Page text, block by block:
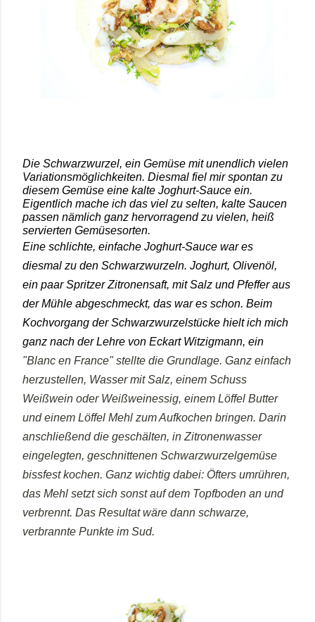
Die Schwarzwurzel, ein Gemüse mit unendlich vielen
Variationsmöglichkeiten. Diesmal fiel mir spontan zu
diesem Gemüse eine kalte Joghurt-Sauce ein.
Eigentlich mache ich das viel zu selten, kalte Saucen
passen nämlich ganz hervorragend zu vielen, heiß
servierten Gemüsesorten.
Eine schlichte, einfache Joghurt-Sauce war es
diesmal zu den Schwarzwurzeln. Joghurt, Olivenöl,
ein paar Spritzer Zitronensaft, mit Salz und Pfeffer aus
der Mühle abgeschmeckt, das war es schon. Beim
Kochvorgang der Schwarzwurzelstücke hielt ich mich
ganz nach der Lehre von Eckart Witzigmann, ein
"Blanc en France" stellte die Grundlage. Ganz einfach
herzustellen, Wasser mit Salz, einem Schuss
Weißwein oder Weißweinessig, einem Löffel Butter
und einem Löffel Mehl zum Aufkochen bringen. Darin
anschließend die geschälten, in Zitronenwasser
eingelegten, geschnittenen Schwarzwurzelgemüse
bissfest kochen. Ganz wichtig dabei: Öfters umrühren,
das Mehl setzt sich sonst auf dem Topfboden an und
verbrennt. Das Resultat wäre dann schwarze,
verbrannte Punkte im Sud.